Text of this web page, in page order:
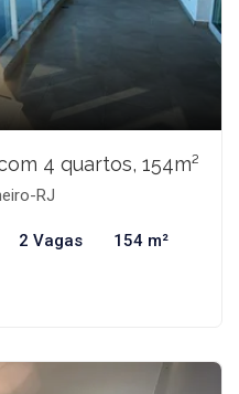
4 quartos, 154m²
RJ
2 Vagas 154 m²